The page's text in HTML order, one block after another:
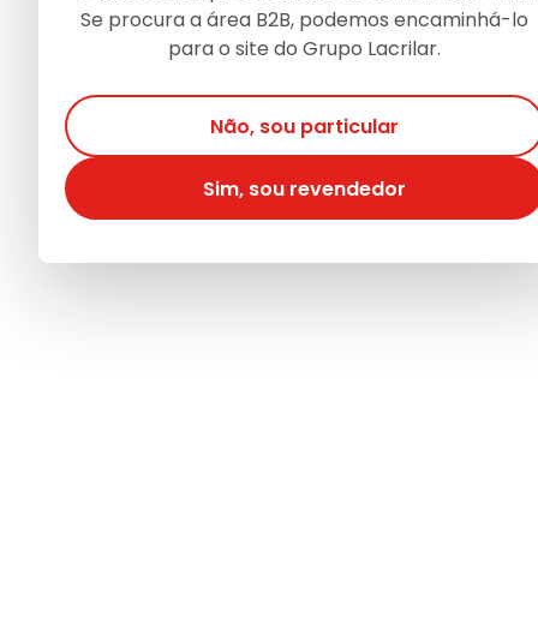
Se procura a área B2B, podemos encaminhá-lo
para o site do Grupo Lacrilar.
Não, sou particular
Sim, sou revendedor